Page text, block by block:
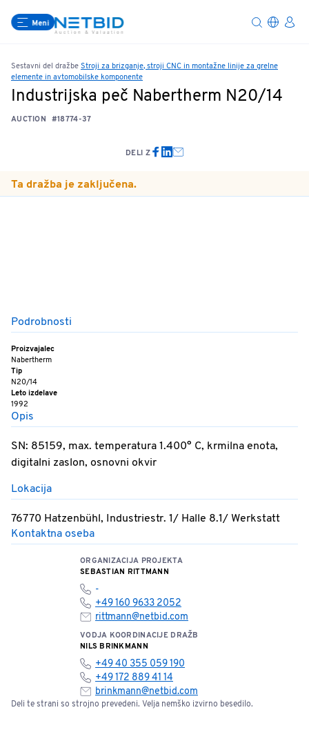
Meni
Sestavni del dražbe Stroji za brizganje, stroji CNC in montažne linije za grelne
elemente in avtomobilske komponente
Industrijska peč Nabertherm N20/14
AUCTION #18774-37
DELI Z
Ta dražba je zaključena.
Podrobnosti
Proizvajalec
Nabertherm
Tip
N20/14
Leto izdelave
1992
Opis
SN: 85159, max. temperatura 1.400° C, krmilna enota,
digitalni zaslon, osnovni okvir
Lokacija
76770 Hatzenbühl, Industriestr. 1/ Halle 8.1/ Werkstatt
Kontaktna oseba
ORGANIZACIJA PROJEKTA
SEBASTIAN RITTMANN
-
+49 160 9633 2052
rittmann@netbid.com
VODJA KOORDINACIJE DRAŽB
NILS BRINKMANN
+49 40 355 059 190
+49 172 889 41 14
brinkmann@netbid.com
Deli te strani so strojno prevedeni. Velja nemško izvirno besedilo.